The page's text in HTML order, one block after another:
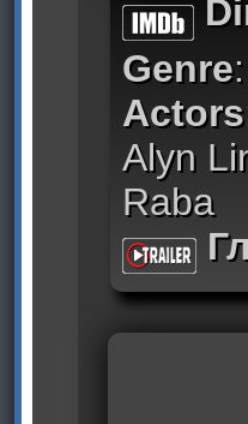
Genre
Actors
Alyn
Raba